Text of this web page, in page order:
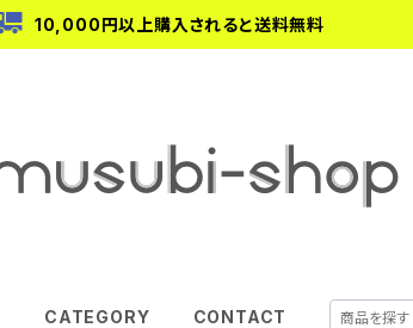
10,000円以上購入されると送料無料
CATEGORY CONTACT